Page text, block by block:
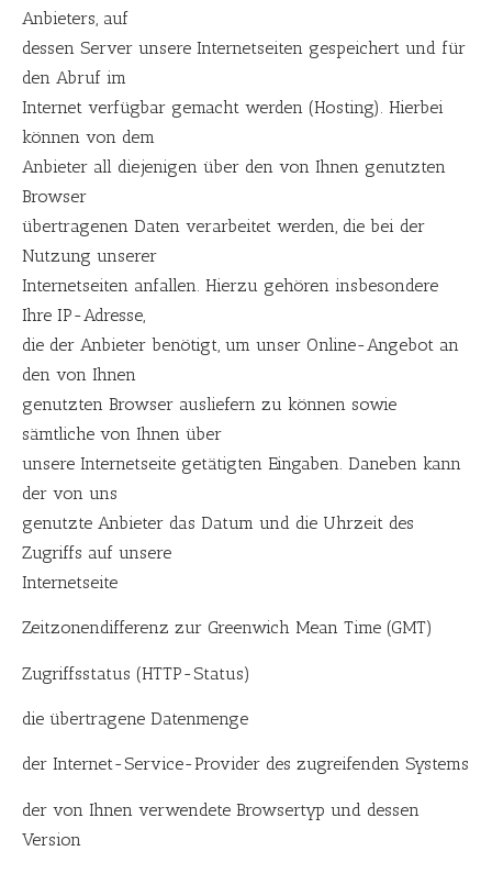
Anbieters, auf
dessen Server unsere Internetseiten gespeichert und für
den Abruf im
Internet verfügbar gemacht werden (Hosting). Hierbei
können von dem
Anbieter all diejenigen über den von Ihnen genutzten
Browser
übertragenen Daten verarbeitet werden, die bei der
Nutzung unserer
Internetseiten anfallen. Hierzu gehören insbesondere
Ihre IP-Adresse,
die der Anbieter benötigt, um unser Online-Angebot an
den von Ihnen
genutzten Browser ausliefern zu können sowie
sämtliche von Ihnen über
unsere Internetseite getätigten Eingaben. Daneben kann
der von uns
genutzte Anbieter das Datum und die Uhrzeit des
Zugriffs auf unsere
Internetseite
Zeitzonendifferenz zur Greenwich Mean Time (GMT)
Zugriffsstatus (HTTP-Status)
die übertragene Datenmenge
der Internet-Service-Provider des zugreifenden Systems
der von Ihnen verwendete Browsertyp und dessen
Version